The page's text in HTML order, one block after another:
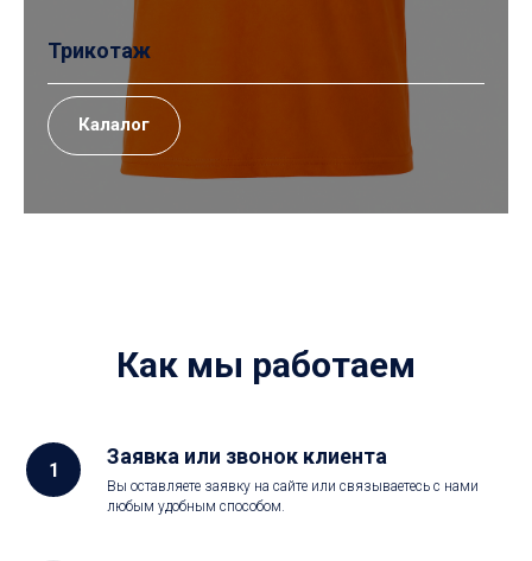
Трикотаж
Калалог
Как мы работаем
Заявка или звонок клиента
Вы оставляете заявку на сайте или связываетесь с нами
любым удобным способом.